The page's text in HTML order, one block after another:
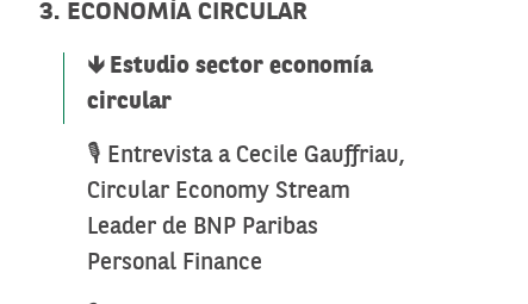
3. ECONOMÍA CIRCULAR
🡻 Estudio sector economía
circular
🎙️ Entrevista a Cecile Gauffriau,
Circular Economy Stream
Leader de BNP Paribas
Personal Finance